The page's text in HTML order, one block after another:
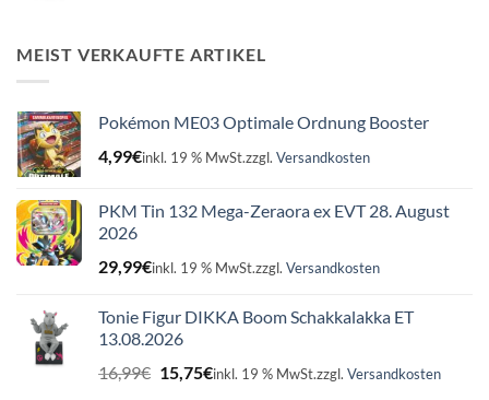
16,99€15,75€.
MEIST VERKAUFTE ARTIKEL
Pokémon ME03 Optimale Ordnung Booster
4,99€inkl. 19 % MwSt.zzgl. Versandkosten
PKM Tin 132 Mega-Zeraora ex EVT 28. August
2026
29,99€inkl. 19 % MwSt.zzgl. Versandkosten
Tonie Figur DIKKA Boom Schakkalakka ET
13.08.2026
16,99€ Ursprünglicher
Preis
15,75€Aktueller
inkl. 19 % MwSt.zzgl. Versandkosten